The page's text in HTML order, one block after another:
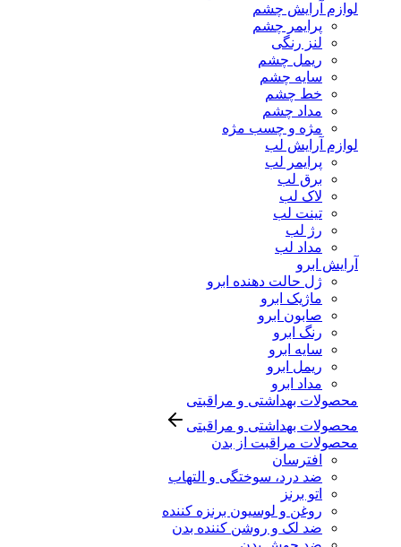
لوازم آرایش چشم
پرایمر چشم
لنز رنگی
ریمل چشم
سایه چشم
خط چشم
مداد چشم
مژه و چسب مژه
لوازم آرایش لب
پرایمر لب
برق لب
لاک لب
تینت لب
رژ لب
مداد لب
آرایش ابرو
ژل حالت دهنده ابرو
ماژیک ابرو
صابون ابرو
رنگ ابرو
سایه ابرو
ریمل ابرو
مداد ابرو
محصولات بهداشتی و مراقبتی
محصولات بهداشتی و مراقبتی
محصولات مراقبت از بدن
افترسان
ضد درد، سوختگی و التهاب
اتو برنز
روغن و لوسیون برنزه کننده
ضد لک و روشن کننده بدن